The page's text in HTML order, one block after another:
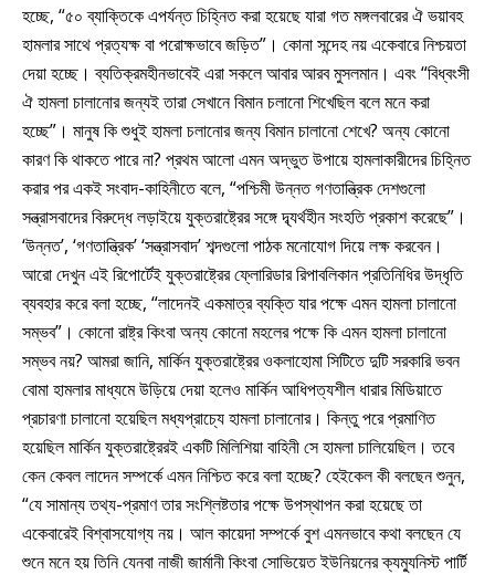
হচ্ছে, “৫০ ব্যাক্তিকে এপর্যন্ত চিহ্নিত করা হয়েছে যারা গত মঙ্গলবারের ঐ ভয়াবহ
হামলার সাথে প্রত্যক্ষ বা পরোক্ষভাবে জড়িত”। কোনা সন্দেহ নয় একেবারে নিশ্চয়তা
দেয়া হচ্ছে। ব্যতিক্রমহীনভাবেই এরা সকলে আবার আরব মুসলমান। এবং “বিধ্বংসী
ঐ হামলা চালানোর জন্যই তারা সেখানে বিমান চলানো শিখেছিল বলে মনে করা
হচ্ছে”। মানুষ কি শুধুই হামলা চলানোর জন্য বিমান চালানো শেখে? অন্য কোনো
কারণ কি থাকতে পারে না? প্রথম আলো এমন অদ্ভুত উপায়ে হামলাকারীদের চিহ্নিত
করার পর একই সংবাদ-কাহিনীতে বলে, “পশ্চিমী উন্নত গণতান্ত্রিক দেশগুলো
সন্ত্রাসবাদের বিরুদ্ধে লড়াইয়ে যুক্তরাষ্ট্রের সঙ্গে দ্ব্যর্থহীন সংহতি প্রকাশ করেছে”।
‘উন্নত’, ‘গণতান্ত্রিক’ ‘সন্ত্রাসবাদ’ শব্দগুলো পাঠক মনোযোগ দিয়ে লক্ষ করবেন।
আরো দেখুন এই রিপোর্টেই যুক্তরাষ্ট্রের ফ্লোরিডার রিপাবলিকান প্রতিনিধির উদ্ধৃতি
ব্যবহার করে বলা হচ্ছে, “লাদেনই একমাত্র ব্যক্তি যার পক্ষে এমন হামলা চালানো
সম্ভব”। কোনো রাষ্ট্র কিংবা অন্য কোনো মহলের পক্ষে কি এমন হামলা চালানো
সম্ভব নয়? আমরা জানি, মার্কিন যুক্তরাষ্ট্রের ওকলাহোমা সিটিতে দুটি সরকারি ভবন
বোমা হামলার মাধ্যমে উড়িয়ে দেয়া হলেও মার্কিন আধিপত্যশীল ধারার মিডিয়াতে
প্রচারণা চালানো হয়েছিল মধ্যপ্রাচ্যে হামলা চালানোর। কিন্তু পরে প্রমাণিত
হয়েছিল মার্কিন যুক্তরাষ্ট্রেরই একটি মিলিশিয়া বাহিনী সে হামলা চালিয়েছিল। তবে
কেন কেবল লাদেন সম্পর্কে এমন নিশ্চিত করে বলা হচ্ছে? হেইকেল কী বলছেন শুনুন,
“যে সামান্য তথ্য-প্রমাণ তার সংশ্লিষ্টতার পক্ষে উপস্থাপন করা হয়েছে তা
একেবারেই বিশ্বাসযোগ্য নয়। আল কায়েদা সম্পর্কে বুশ এমনভাবে কথা বলছেন যে
শুনে মনে হয় তিনি যেনবা নাজী জার্মানী কিংবা সোভিয়েত ইউনিয়নের ক্যম্যুনিস্ট পার্টি